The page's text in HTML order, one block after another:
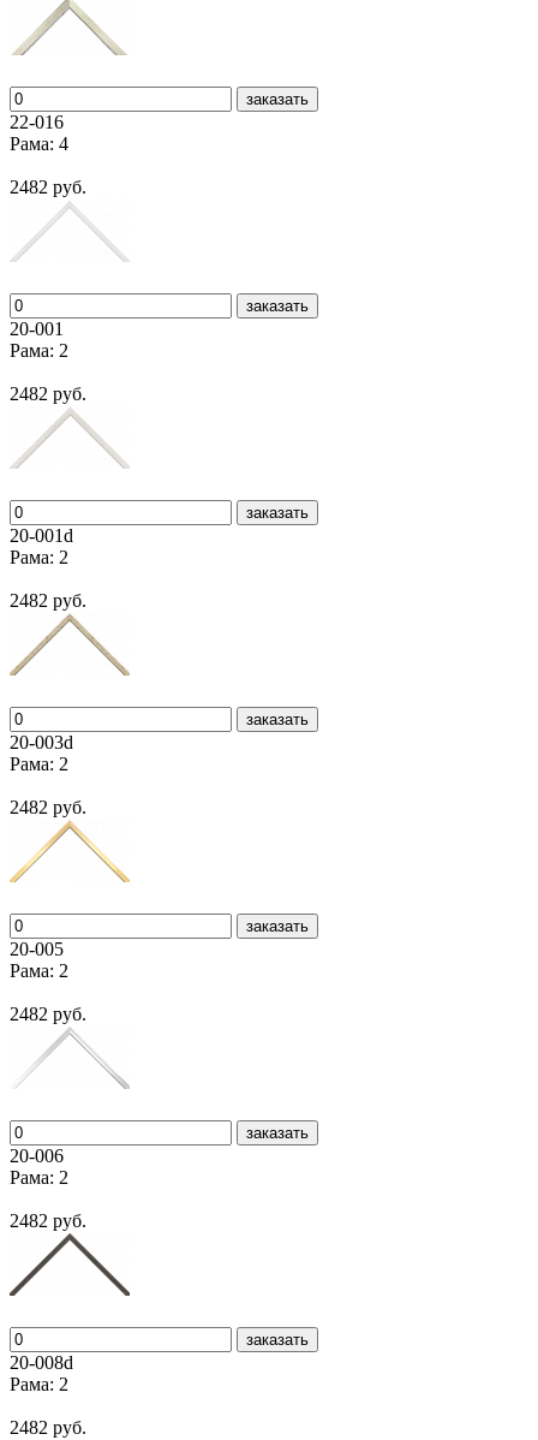
заказать
22-016
Рама: 4
2482 руб.
заказать
20-001
Рама: 2
2482 руб.
заказать
20-001d
Рама: 2
2482 руб.
заказать
20-003d
Рама: 2
2482 руб.
заказать
20-005
Рама: 2
2482 руб.
заказать
20-006
Рама: 2
2482 руб.
заказать
20-008d
Рама: 2
2482 руб.